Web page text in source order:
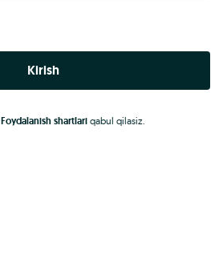
Kirish
Foydalanish shartlariqabul qilasiz.